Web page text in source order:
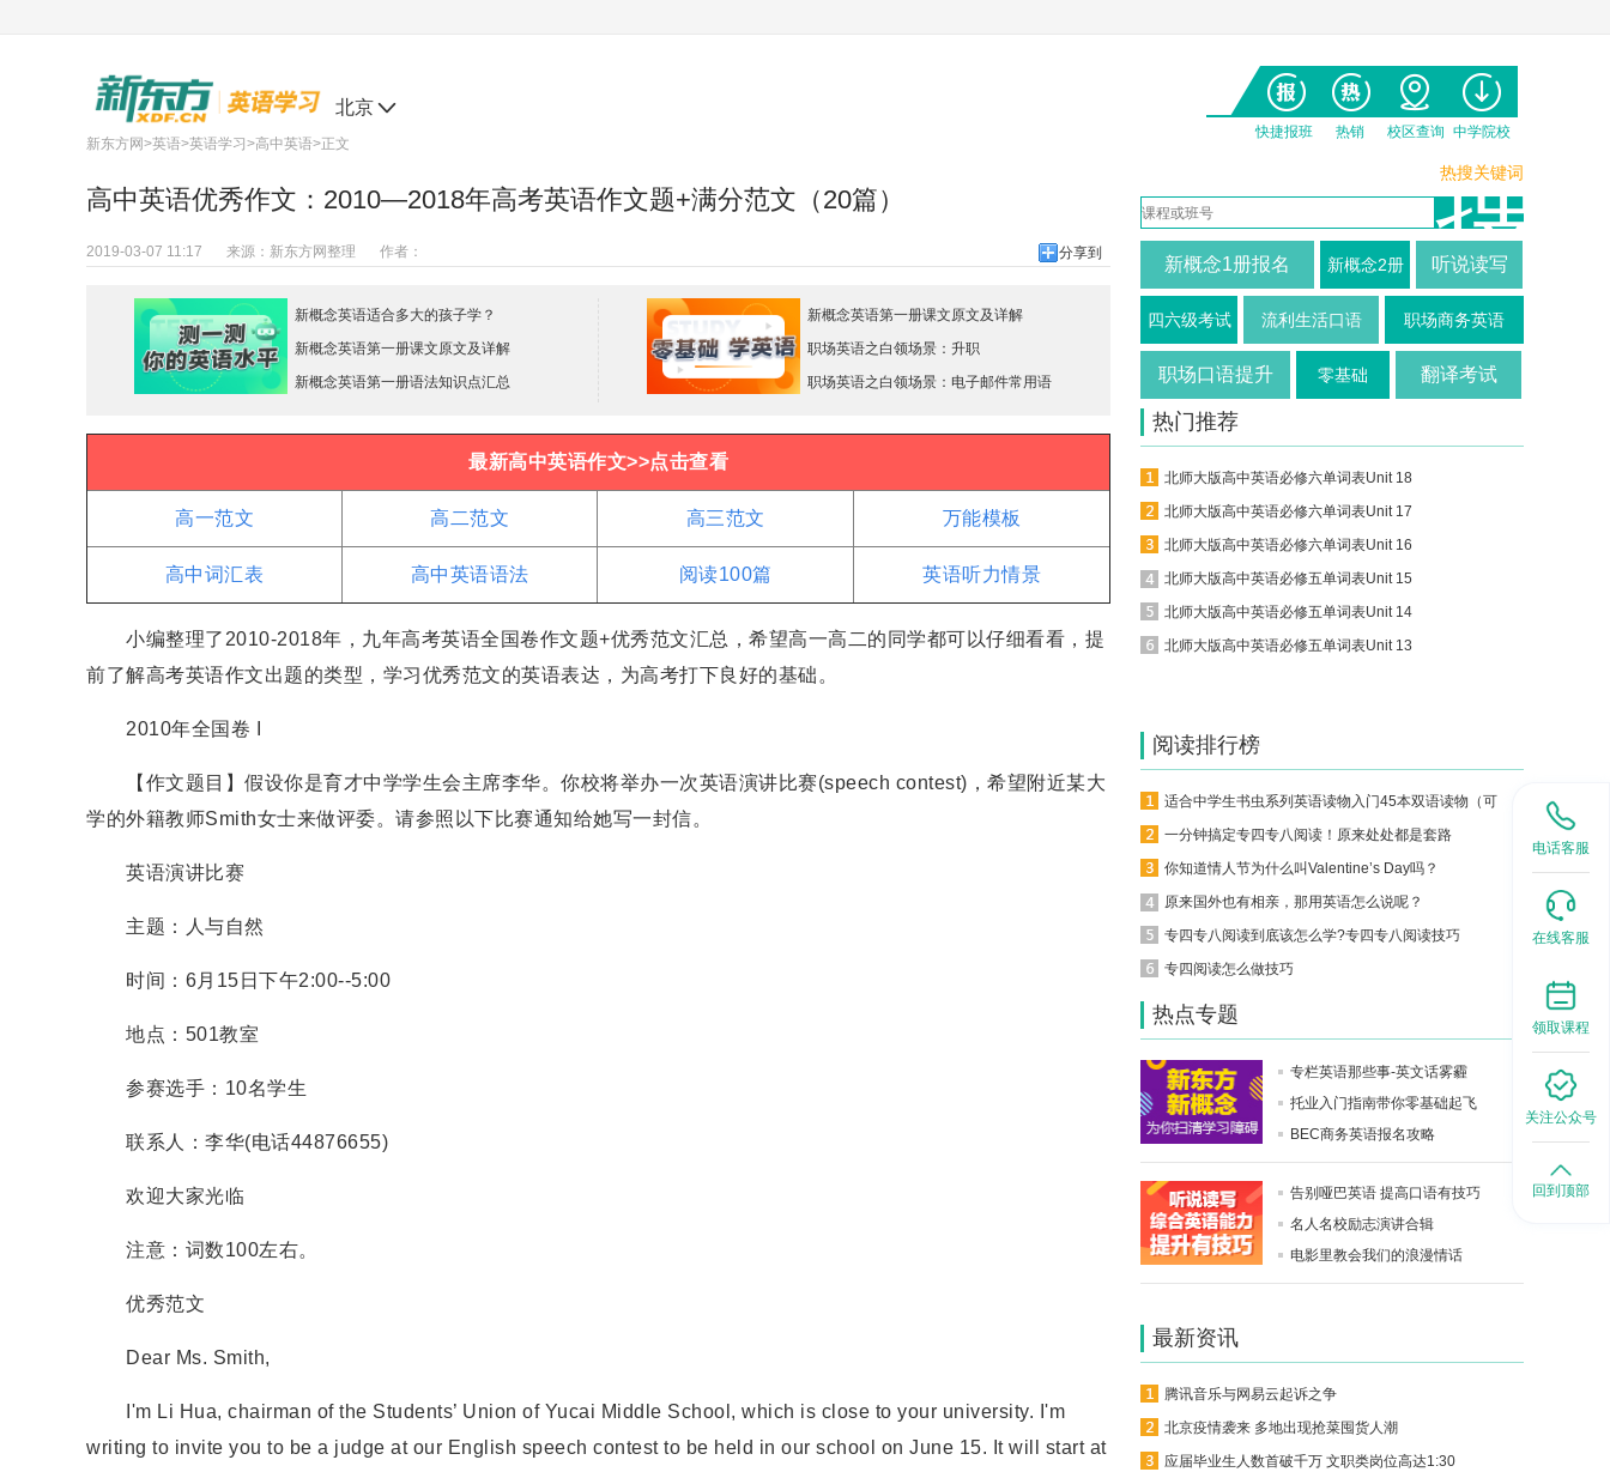
北京
快捷报班 热销 校区查询 中学院校
新东方网>英语>英语学习 >高中英语>正文
高中英语优秀作文：2010—2018年高考英语作文题+满分范文（20篇）
2019-03-07 11:17 来源： 新东方网整理 作者： 分享到
新概念英语适合多大的孩子学？
新概念英语第一册课文原文及详解
新概念英语第一册语法知识点汇总
新概念英语第一册课文原文及详解
职场英语之白领场景：升职
职场英语之白领场景：电子邮件常用语
最新高中英语作文>>点击查看
高一范文 高二范文 高三范文 万能模板
高中词汇表 高中英语语法 阅读100篇 英语听力情景
小编整理了2010-2018年，九年高考英语全国卷作文题+优秀范文汇总，希望高一高二的同学都可以仔细看看，提
前了解高考英语作文出题的类型，学习优秀范文的英语表达，为高考打下良好的基础。
2010年全国卷 I
【作文题目】假设你是育才中学学生会主席李华。你校将举办一次英语演讲比赛(speech contest)，希望附近某大
学的外籍教师Smith女士来做评委。请参照以下比赛通知给她写一封信。
英语演讲比赛
主题：人与自然
时间：6月15日下午2:00--5:00
地点：501教室
参赛选手：10名学生
联系人：李华(电话44876655)
欢迎大家光临
注意：词数100左右。
优秀范文
Dear Ms. Smith,
I'm Li Hua, chairman of the Students’ Union of Yucai Middle School, which is close to your university. I'm
writing to invite you to be a judge at our English speech contest to be held in our school on June 15. It will start at
热搜关键词
新概念1册报名 新概念2册 听说读写
四六级考试 流利生活口语 职场商务英语
职场口语提升 零基础 翻译考试
热门推荐
北师大版高中英语必修六单词表Unit 18
北师大版高中英语必修六单词表Unit 17
北师大版高中英语必修六单词表Unit 16
北师大版高中英语必修五单词表Unit 15
北师大版高中英语必修五单词表Unit 14
北师大版高中英语必修五单词表Unit 13
阅读排行榜
一分钟搞定专四专八阅读！原来处处都是套路
你知道情人节为什么叫Valentine’s Day吗？
原来国外也有相亲，那用英语怎么说呢？
专四专八阅读到底该怎么学?专四专八阅读技巧
专四阅读怎么做技巧
热点专题
专栏英语那些事-英文话雾霾
托业入门指南带你零基础起飞
BEC商务英语报名攻略
告别哑巴英语 提高口语有技巧
名人名校励志演讲合辑
电影里教会我们的浪漫情话
最新资讯
腾讯音乐与网易云起诉之争
北京疫情袭来 多地出现抢菜囤货人潮
应届毕业生人数首破千万 文职类岗位高达1:30
电话客服
在线客服
领取课程
关注公众号
回到顶部